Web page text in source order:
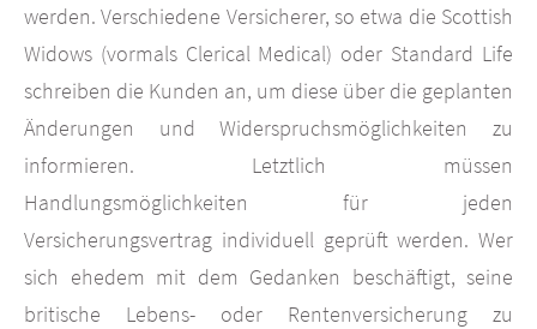
werden. Verschiedene Versicherer, so etwa die Scottish
Widows (vormals Clerical Medical) oder Standard Life
schreiben die Kunden an, um diese über die geplanten
Änderungen und Widerspruchsmöglichkeiten zu
informieren. Letztlich müssen
Handlungsmöglichkeiten für jeden
Versicherungsvertrag individuell geprüft werden. Wer
sich ehedem mit dem Gedanken beschäftigt, seine
britische Lebens- oder Rentenversicherung zu